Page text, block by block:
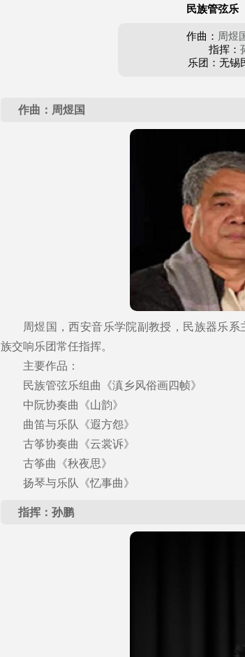
民族管弦乐
作曲： 周煜
指挥：
乐团：无锡
作曲：周煜国
周煜国，西安音乐学院副教授，民族器乐
族交响乐团常任指挥。
主要作品：
民族管弦乐组曲《滇乡风俗画四帧》
中阮协奏曲《山韵》
曲笛与乐队《遐方怨》
古筝协奏曲《云裳诉》
古筝曲《秋夜思》
扬琴与乐队《忆事曲》
指挥：孙鹏